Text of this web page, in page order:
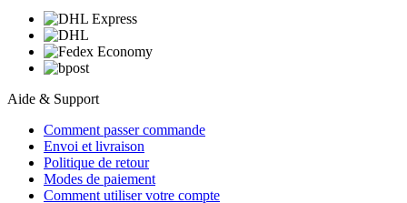
Aide & Support
Comment passer commande
Envoi et livraison
Politique de retour
Modes de paiement
Comment utiliser votre compte